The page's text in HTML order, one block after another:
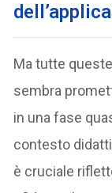
Ma tutte
sembra
in una fase
contesto
è cruciale